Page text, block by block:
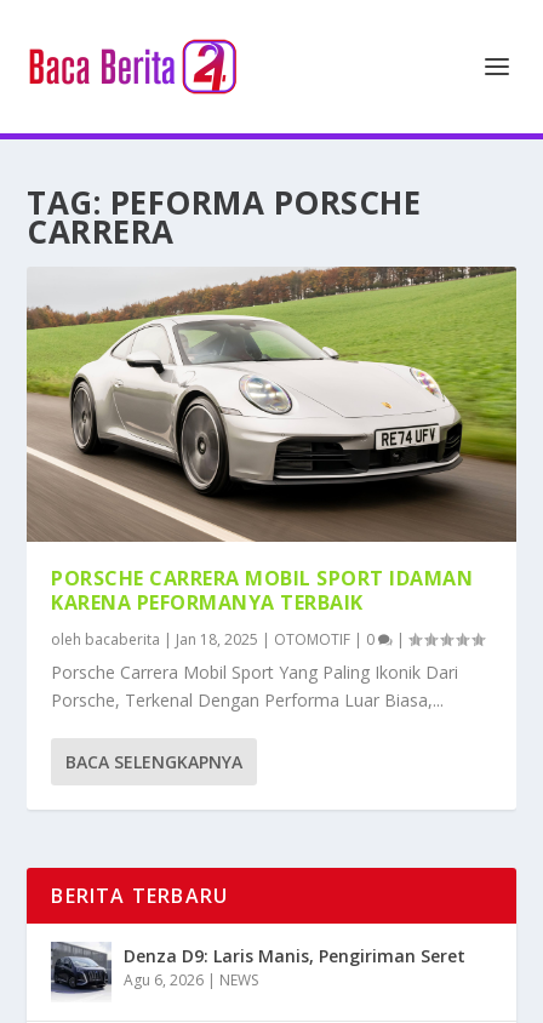
TAG: PEFORMA PORSCHE
CARRERA
PORSCHE CARRERA MOBIL SPORT IDAMAN
KARENA PEFORMANYA TERBAIK
oleh bacaberita | Jan 18, 2025 | OTOMOTIF | 0 |
Porsche Carrera Mobil Sport Yang Paling Ikonik Dari
Porsche, Terkenal Dengan Performa Luar Biasa,...
BACA SELENGKAPNYA
BERITA TERBARU
Denza D9: Laris Manis, Pengiriman Seret
Agu 6, 2026 | NEWS